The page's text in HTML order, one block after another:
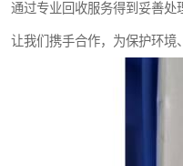
通过专业回收服务得到妥善处
让我们携手合作，为保护环境